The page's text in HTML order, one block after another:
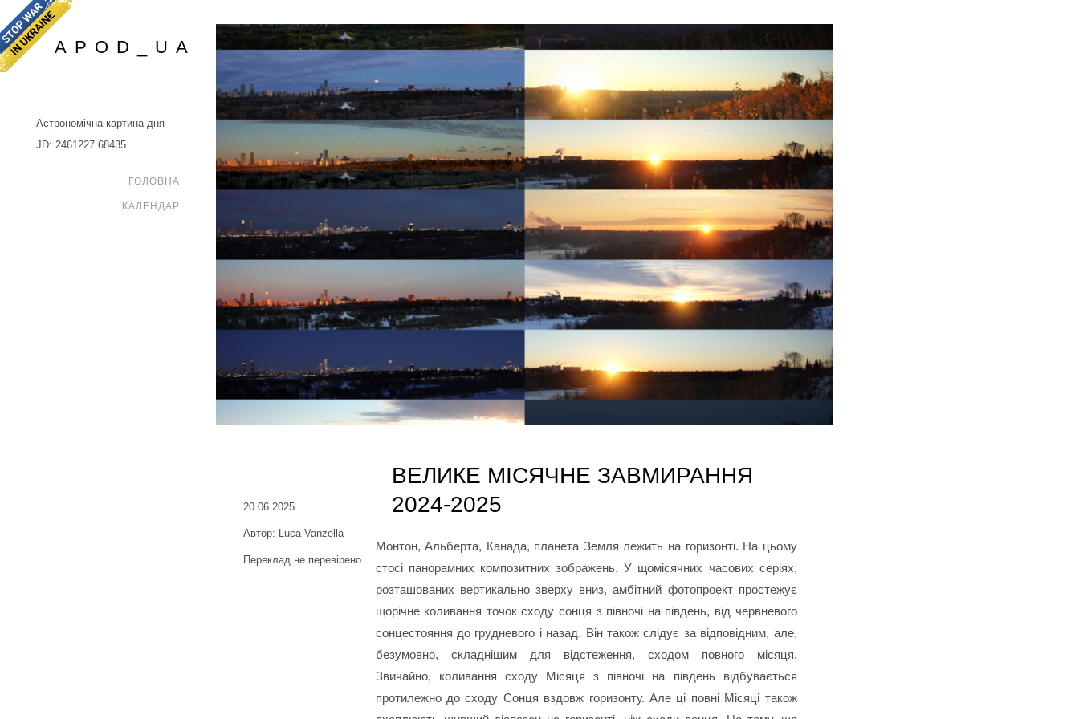
APOD_UA
Астрономічна картина дня
JD: 2461227.68435
ГОЛОВНА
КАЛЕНДАР
20.06.2025
Автор: Luca Vanzella
Переклад не перевірено
ВЕЛИКЕ МІСЯЧНЕ ЗАВМИРАННЯ
2024-2025
Монтон, Альберта, Канада, планета Земля лежить на горизонті. На цьому
стосі панорамних композитних зображень. У щомісячних часових серіях,
розташованих вертикально зверху вниз, амбітний фотопроект простежує
щорічне коливання точок сходу сонця з півночі на південь, від червневого
сонцестояння до грудневого і назад. Він також слідує за відповідним, але,
безумовно, складнішим для відстеження, сходом повного місяця.
Звичайно, коливання сходу Місяця з півночі на південь відбувається
протилежно до сходу Сонця вздовж горизонту. Але ці повні Місяці також